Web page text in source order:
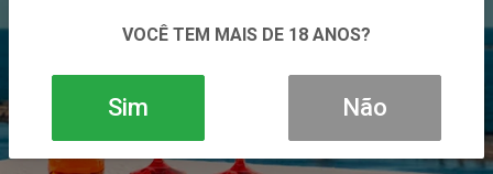
VOCÊ TEM MAIS DE 18 ANOS?
Sim Não